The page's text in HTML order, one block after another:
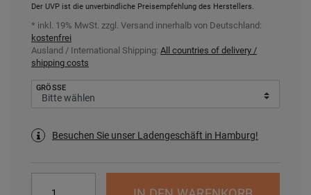
Der UVP ist die unverbindliche Preisempfehlung des Herstellers.
* inkl. 19% MwSt. zzgl. Versand innerhalb von Deutschland:
kostenfrei
Ausland / International Shipping: All countries of delivery /
shipping costs
GRÖSSE
Besuchen Sie unser Ladengeschäft in Hamburg!